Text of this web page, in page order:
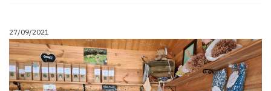
27/09/2021